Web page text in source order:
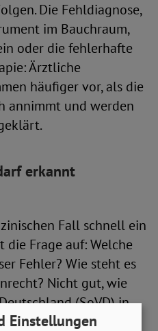
Die Fehldiagnose,
im Bauchraum,
oder die fehlerhafte
Ärztliche
häufiger vor, als die
annimmt und werden
erkannt
Fall schnell ein
die Frage auf: Welche
Fehler? Wie steht es
Nicht gut, wie
(SoVD) in
des
Einstellungen